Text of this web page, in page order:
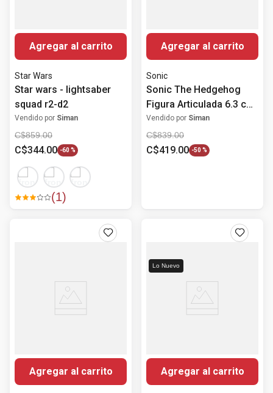
Agregar al carrito
Star Wars
Star wars - lightsaber
squad r2-d2
Vendido por Siman
C$859.00
C$344.00 -60 %
(1)
Agregar al carrito
Sonic
Sonic The Hedgehog
Figura Articulada 6.3 cm
W20
Vendido por Siman
C$839.00
C$419.00 -50 %
Agregar al carrito
Lo Nuevo
Agregar al carrito